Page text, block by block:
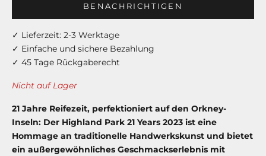
BENACHRICHTIGEN
✓ Lieferzeit: 2-3 Werktage
✓ Einfache und sichere Bezahlung
✓ 45 Tage Rückgaberecht
Nicht auf Lager
21 Jahre Reifezeit, perfektioniert auf den Orkney-
Inseln: Der Highland Park 21 Years 2023 ist eine
Hommage an traditionelle Handwerkskunst und bietet
ein außergewöhnliches Geschmackserlebnis mit